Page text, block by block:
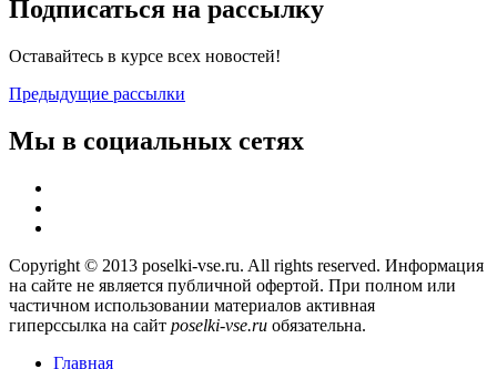
Подписаться на рассылку
Оставайтесь в курсе всех новостей!
Предыдущие рассылки
Мы в социальных сетях
Copyright © 2013 poselki-vse.ru. All rights reserved. Информация
на сайте не является публичной офертой. При полном или
частичном использовании материалов активная
гиперссылка на сайт poselki-vse.ru​ обязательна.
Главная